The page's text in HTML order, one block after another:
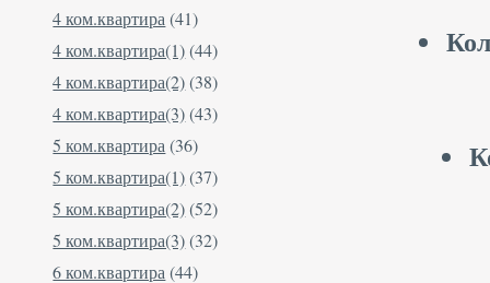
4 ком.квартира (41)
4 ком.квартира(1)(44)
4 ком.квартира(2)(38)
4 ком.квартира(3)(43)
5 ком.квартира (36)
5 ком.квартира(1)(37)
5 ком.квартира(2)(52)
5 ком.квартира(3)(32)
6 ком.квартира (44)